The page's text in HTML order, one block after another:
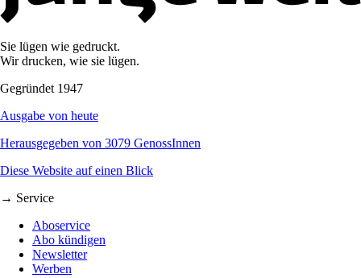
Sie lügen wie gedruckt.
Wir drucken, wie sie lügen.
Gegründet 1947
Ausgabe von heute
Herausgegeben von 3079 GenossInnen
Diese Website auf einen Blick
→ Service
Aboservice
Abo kündigen
Newsletter
Werben